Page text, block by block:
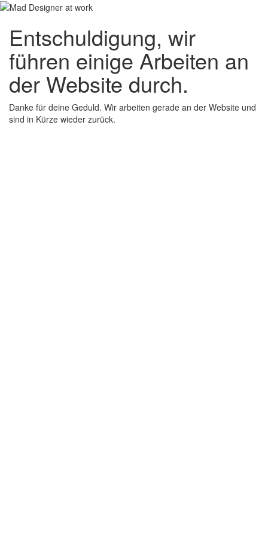
Entschuldigung, wir
führen einige Arbeiten an
der Website durch.
Danke für deine Geduld. Wir arbeiten gerade an der Website und
sind in Kürze wieder zurück.